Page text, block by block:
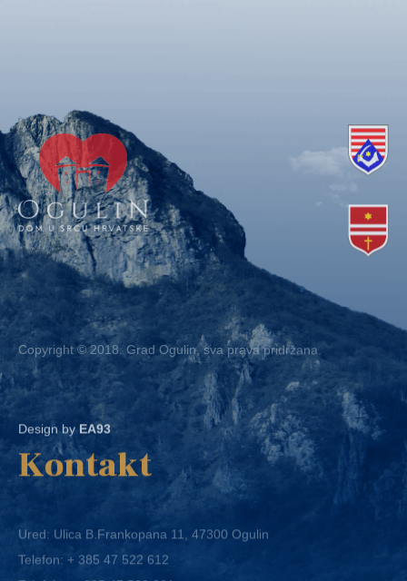
Copyright © 2018. Grad Ogulin, sva prava pridržana.
Design byEA93
Kontakt
Ured: Ulica B.Frankopana 11, 47300 Ogulin
Telefon:+ 385 47 522 612
Telefaks:+ 385 47 522 821